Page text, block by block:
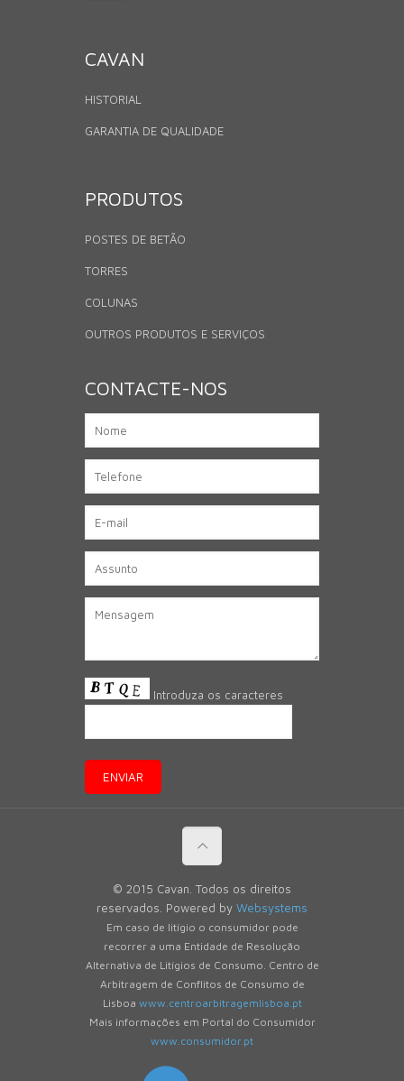
CAVAN
HISTORIAL
GARANTIA DE QUALIDADE
PRODUTOS
POSTES DE BETÃO
TORRES
COLUNAS
OUTROS PRODUTOS E SERVIÇOS
CONTACTE-NOS
Introduza os caracteres
© 2015 Cavan. Todos os direitos
reservados. Powered by Websystems
Em caso de litígio o consumidor pode
recorrer a uma Entidade de Resolução
Alternativa de Litígios de Consumo. Centro de
Arbitragem de Conflitos de Consumo de
Lisboa www.centroarbitragemlisboa.pt
Mais informações em Portal do Consumidor
www.consumidor.pt